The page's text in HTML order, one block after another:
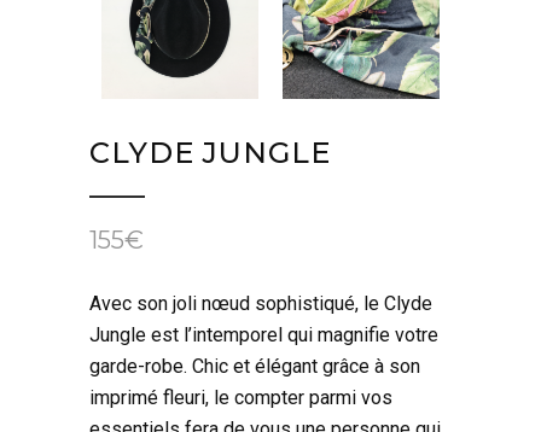
CLYDE JUNGLE
155€
Avec son joli nœud sophistiqué, le Clyde
Jungle est l’intemporel qui magnifie votre
garde-robe. Chic et élégant grâce à son
imprimé fleuri, le compter parmi vos